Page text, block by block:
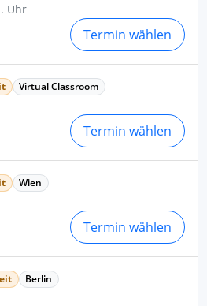
Uhr
Termin wählen
Virtual Classroom
Termin wählen
Wien
Termin wählen
Berlin